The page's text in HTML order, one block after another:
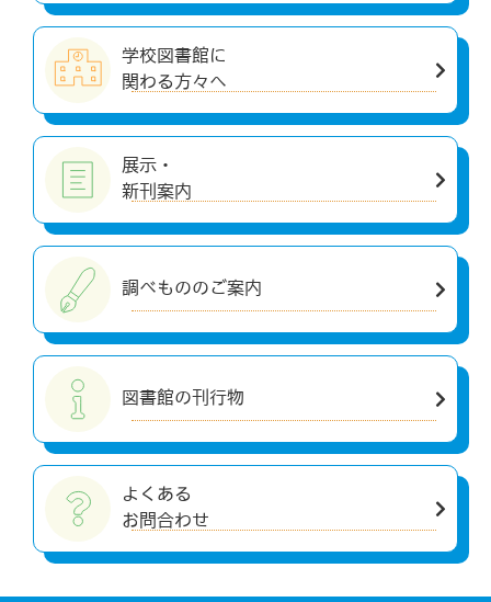
学校図書館に
関わる方々へ
展示・
新刊案内
調べもののご案内
図書館の刊行物
よくある
お問合わせ